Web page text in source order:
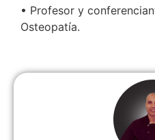
• Profesor y
Osteopatía.